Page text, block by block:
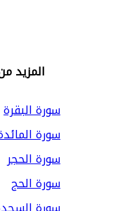
المزيد
سورة البقرة
سورة
سورة الحجر
سورة الحج